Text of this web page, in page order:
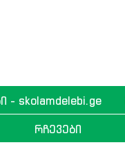
skolamdelebi.ge
რჩევები